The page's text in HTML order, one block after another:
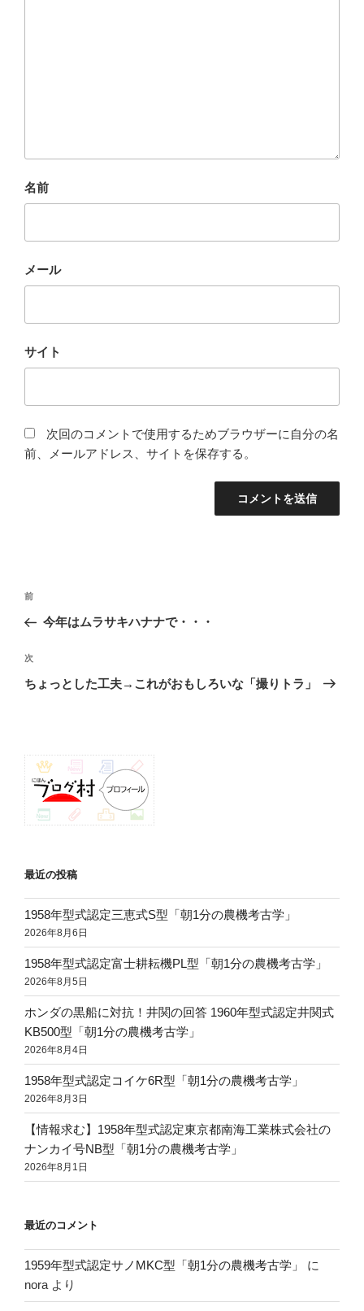
名前
メール
サイト
次回のコメントで使用するためブラウザーに自分の名
前、メールアドレス、サイトを保存する。
投
ナ
ビ
ゲ
ン
前
の
稿
前
今年はムラサキハナナで・・・
次
の
次
ちょっとした工夫→これがおもしろいな「撮りトラ」
最近の投稿
1958年型式認定三恵式S型「朝1分の農機考古学」
2026年8月6日
1958年型式認定富士耕耘機PL型「朝1分の農機考古学」
2026年8月5日
ホンダの黒船に対抗！井関の回答 1960年型式認定井関式
KB500型「朝1分の農機考古学」
2026年8月4日
1958年型式認定コイケ6R型「朝1分の農機考古学」
2026年8月3日
【情報求む】1958年型式認定東京都南海工業株式会社の
ナンカイ号NB型「朝1分の農機考古学」
2026年8月1日
最近のコメント
1959年型式認定サノMKC型「朝1分の農機考古学」
に
nora より